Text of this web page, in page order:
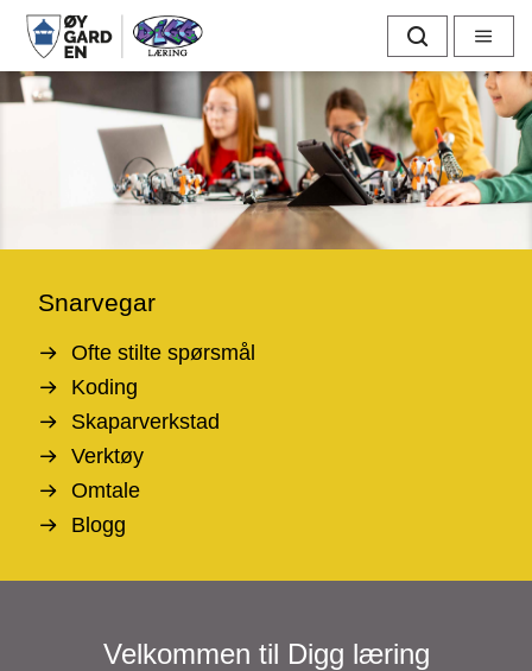
D
i
g
g
l
r
n
Søk Meny
Snarvegar
Ofte stilte spørsmål
Koding
Skaparverkstad
Verktøy
Omtale
Blogg
Velkommen til Digg læring